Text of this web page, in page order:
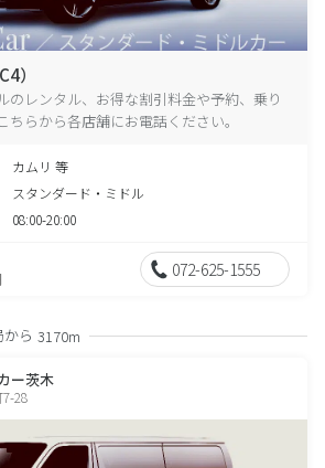
）
のレンタル、お得な割引料金や予約、乗り
らから各店舗にお電話ください。
カムリ 等
スタンダード・ミドル
08:00-20:00
072-625-1555
ら 3170m
ー茨木
28